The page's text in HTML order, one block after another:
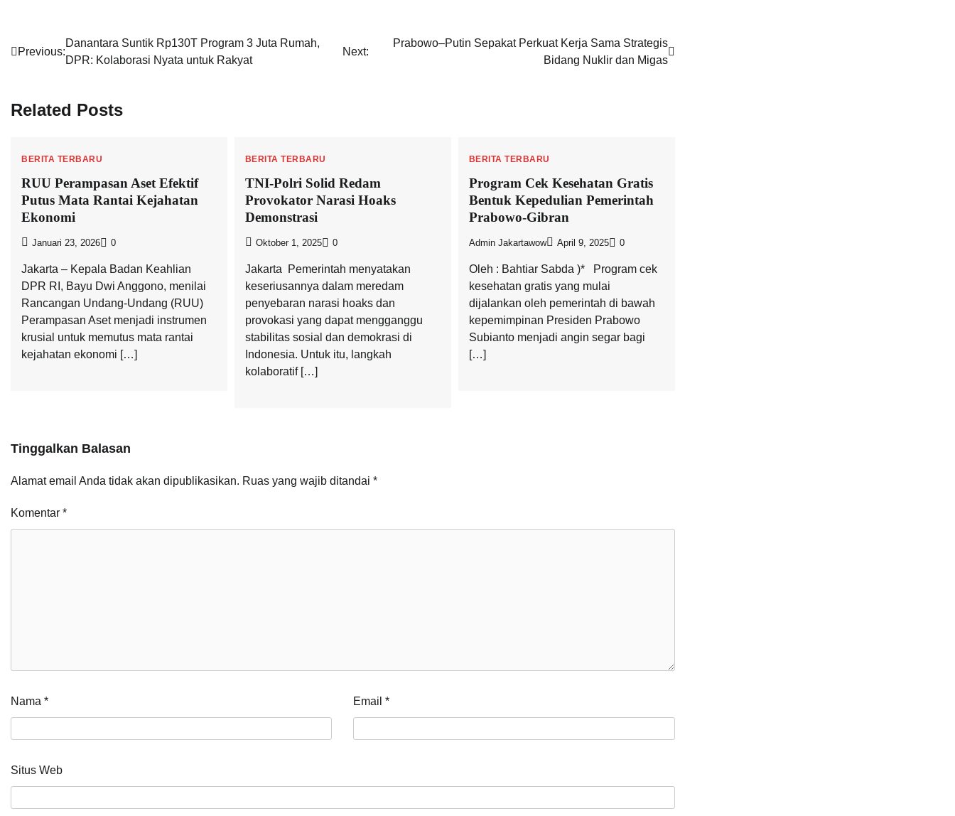
Navigasi
Previous:
Danantara Suntik Rp130T Program 3 Juta Rumah,
DPR: Kolaborasi Nyata untuk Rakyat
Next:
Prabowo–Putin Sepakat Perkuat Kerja Sama Strategis
Bidang Nuklir dan Migas
Related Posts
BERITA TERBARU
RUU Perampasan Aset Efektif
Putus Mata Rantai Kejahatan
Ekonomi
Januari 23, 2026 0
Jakarta – Kepala Badan Keahlian
DPR RI, Bayu Dwi Anggono, menilai
Rancangan Undang-Undang (RUU)
Perampasan Aset menjadi instrumen
krusial untuk memutus mata rantai
kejahatan ekonomi […]
BERITA TERBARU
TNI-Polri Solid Redam
Provokator Narasi Hoaks
Demonstrasi
Oktober 1, 2025 0
Jakarta  Pemerintah menyatakan
keseriusannya dalam meredam
penyebaran narasi hoaks dan
provokasi yang dapat mengganggu
stabilitas sosial dan demokrasi di
Indonesia. Untuk itu, langkah
kolaboratif […]
BERITA TERBARU
Program Cek Kesehatan Gratis
Bentuk Kepedulian Pemerintah
Prabowo-Gibran
Admin Jakartawow April 9, 2025 0
Oleh : Bahtiar Sabda )* Program cek
kesehatan gratis yang mulai
dijalankan oleh pemerintah di bawah
kepemimpinan Presiden Prabowo
Subianto menjadi angin segar bagi
[…]
Tinggalkan Balasan
Alamat email Anda tidak akan dipublikasikan. Ruas yang wajib ditandai *
Komentar *
Nama * Email*
Situs Web